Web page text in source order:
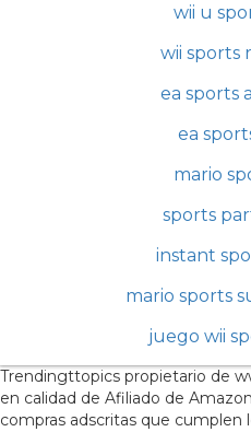
wii u
wii sports
ea sports
ea
mario
sports
instant
mario sports
juego wii
Trendingttopics propietario de
en calidad de Afiliado de
compras adscritas que cumplen